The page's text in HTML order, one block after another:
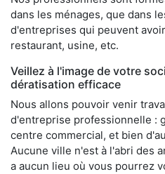
dans les ménages, que dans
d'entreprises qui peuvent
restaurant, usine, etc.
Veillez à l'image de votre
dératisation efficace
Nous allons pouvoir venir
d'entreprise professionnelle :
centre commercial, et bien
Aucune ville n'est à l'abri des
a aucun lieu où vous pourrez